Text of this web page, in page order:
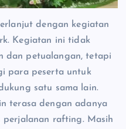
dengan kegiatan
Kegiatan ini tidak
dan petualangan, tetapi
para peserta untuk
satu sama lain.
terasa dengan adanya
rafting. Masih